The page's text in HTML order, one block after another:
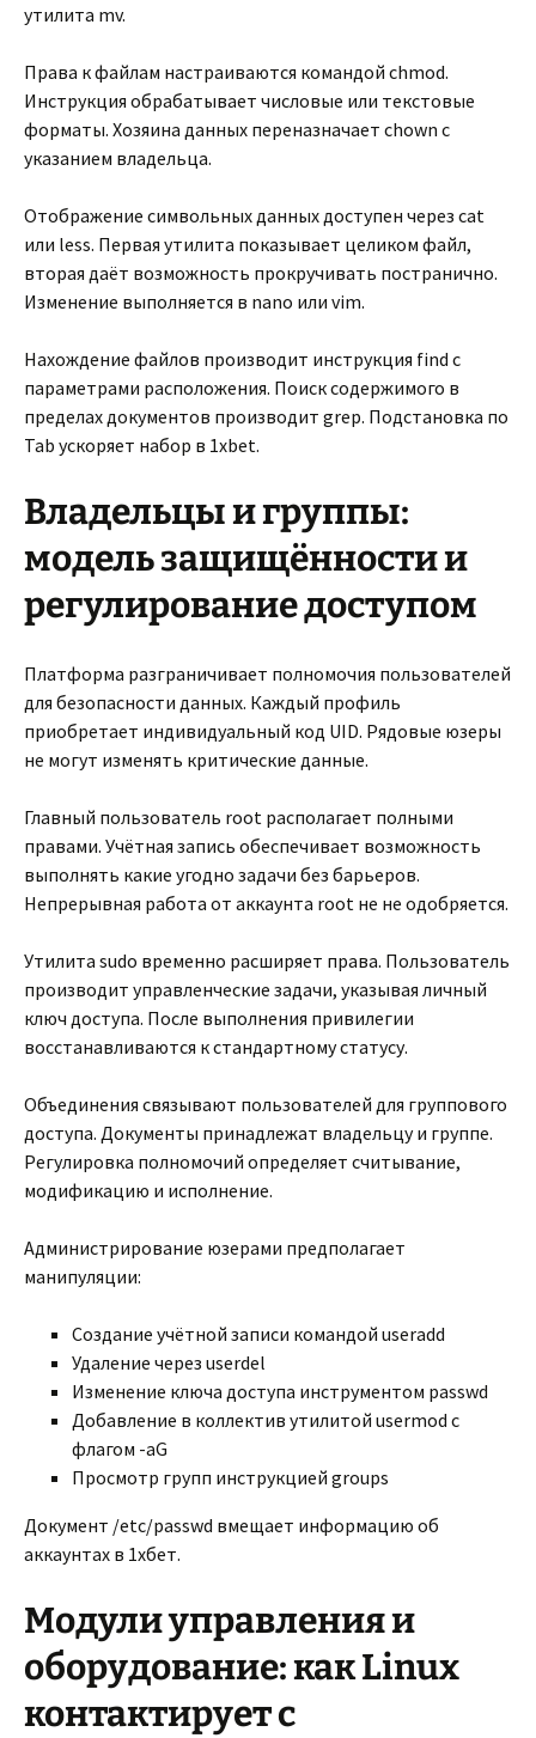
утилита mv.
Права к файлам настраиваются командой chmod.
Инструкция обрабатывает числовые или текстовые
форматы. Хозяина данных переназначает chown с
указанием владельца.
Отображение символьных данных доступен через cat
или less. Первая утилита показывает целиком файл,
вторая даёт возможность прокручивать постранично.
Изменение выполняется в nano или vim.
Нахождение файлов производит инструкция find с
параметрами расположения. Поиск содержимого в
пределах документов производит grep. Подстановка по
Tab ускоряет набор в 1xbet.
Владельцы и группы:
модель защищённости и
регулирование доступом
Платформа разграничивает полномочия пользователей
для безопасности данных. Каждый профиль
приобретает индивидуальный код UID. Рядовые юзеры
не могут изменять критические данные.
Главный пользователь root располагает полными
правами. Учётная запись обеспечивает возможность
выполнять какие угодно задачи без барьеров.
Непрерывная работа от аккаунта root не не одобряется.
Утилита sudo временно расширяет права. Пользователь
производит управленческие задачи, указывая личный
ключ доступа. После выполнения привилегии
восстанавливаются к стандартному статусу.
Объединения связывают пользователей для группового
доступа. Документы принадлежат владельцу и группе.
Регулировка полномочий определяет считывание,
модификацию и исполнение.
Администрирование юзерами предполагает
манипуляции:
Создание учётной записи командой useradd
Удаление через userdel
Изменение ключа доступа инструментом passwd
Добавление в коллектив утилитой usermod с
флагом -aG
Просмотр групп инструкцией groups
Документ /etc/passwd вмещает информацию об
аккаунтах в 1хбет.
Модули управления и
оборудование: как Linux
контактирует с